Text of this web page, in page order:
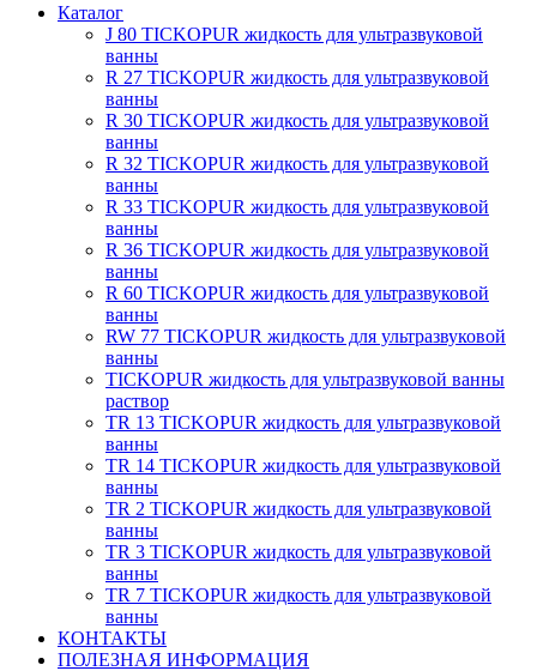
Каталог
J 80 TICKOPUR жидкость для ультразвуковой
ванны
R 27 TICKOPUR жидкость для ультразвуковой
ванны
R 30 TICKOPUR жидкость для ультразвуковой
ванны
R 32 TICKOPUR жидкость для ультразвуковой
ванны
R 33 TICKOPUR жидкость для ультразвуковой
ванны
R 36 TICKOPUR жидкость для ультразвуковой
ванны
R 60 TICKOPUR жидкость для ультразвуковой
ванны
RW 77 TICKOPUR жидкость для ультразвуковой
ванны
TICKOPUR жидкость для ультразвуковой ванны
раствор
TR 13 TICKOPUR жидкость для ультразвуковой
ванны
TR 14 TICKOPUR жидкость для ультразвуковой
ванны
TR 2 TICKOPUR жидкость для ультразвуковой
ванны
TR 3 TICKOPUR жидкость для ультразвуковой
ванны
TR 7 TICKOPUR жидкость для ультразвуковой
ванны
КОНТАКТЫ
ПОЛЕЗНАЯ ИНФОРМАЦИЯ